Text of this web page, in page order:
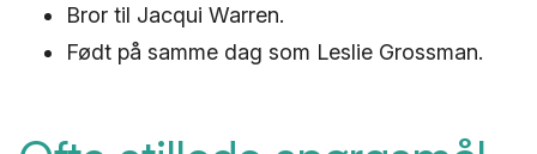
Bror til Jacqui Warren.
Født på samme dag som Leslie Grossman.